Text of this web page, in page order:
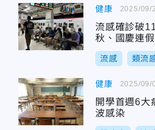
健康
流感確診破
秋、國慶連
流感 類流
2025/09/
健康
開學首週6大
波感染
2025/09/